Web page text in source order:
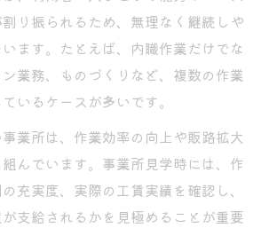
り振られるため、無理なく継続しや
ます。たとえば、内職作業だけでな
業務、ものづくりなど、複数の作業
いるケースが多いです。
業所は、作業効率の向上や販路拡大
んでいます。事業所見学時には、作
充実度、実際の工賃実績を確認し、
支給されるかを見極めることが重要